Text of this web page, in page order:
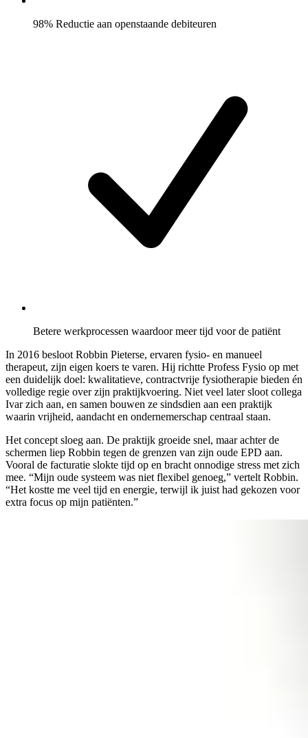
98% Reductie aan openstaande debiteuren
Betere werkprocessen waardoor meer tijd voor de patiënt
In 2016 besloot Robbin Pieterse, ervaren fysio- en manueel
therapeut, zijn eigen koers te varen. Hij richtte Profess Fysio op met
een duidelijk doel: kwalitatieve, contractvrije fysiotherapie bieden én
volledige regie over zijn praktijkvoering. Niet veel later sloot collega
Ivar zich aan, en samen bouwen ze sindsdien aan een praktijk
waarin vrijheid, aandacht en ondernemerschap centraal staan.
Het concept sloeg aan. De praktijk groeide snel, maar achter de
schermen liep Robbin tegen de grenzen van zijn oude EPD aan.
Vooral de facturatie slokte tijd op en bracht onnodige stress met zich
mee. “Mijn oude systeem was niet flexibel genoeg,” vertelt Robbin.
“Het kostte me veel tijd en energie, terwijl ik juist had gekozen voor
extra focus op mijn patiënten.”